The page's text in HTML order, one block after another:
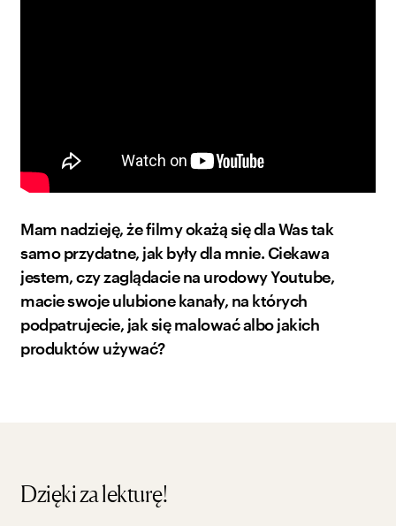
Mam nadzieję, że filmy okażą się dla Was tak
samo przydatne, jak były dla mnie. Ciekawa
jestem, czy zaglądacie na urodowy Youtube,
macie swoje ulubione kanały, na których
podpatrujecie, jak się malować albo jakich
produktów używać?
Dzięki za lekturę!